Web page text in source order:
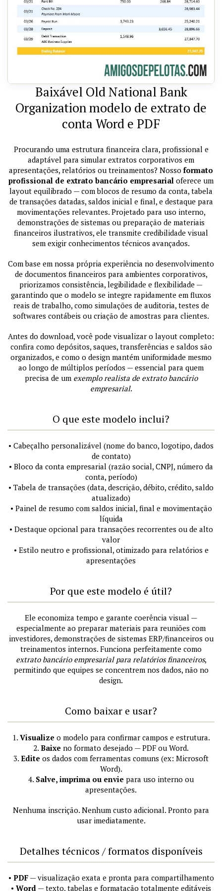
Baixável Old National Bank
Organization modelo de extrato de
conta Word e PDF
Procurando uma estrutura financeira clara, profissional e
adaptável para simular extratos corporativos em
apresentações, relatórios ou treinamentos? Nosso formato
profissional de extrato bancário empresarial oferece um
layout equilibrado — com blocos de resumo da conta, tabela
de transações datadas, saldos inicial e final, e destaque para
movimentações relevantes. Projetado para uso interno,
demonstrações de sistemas ou preparação de materiais
financeiros ilustrativos, ele transmite credibilidade visual
sem exigir conhecimentos técnicos avançados.
Com base em nossa própria experiência no desenvolvimento
de documentos financeiros para ambientes corporativos,
priorizamos consistência, legibilidade e flexibilidade —
garantindo que o modelo se integre rapidamente em fluxos
reais de trabalho, como simulações de auditoria, testes de
softwares contábeis ou criação de amostras para clientes.
Antes do download, você pode visualizar o layout completo:
confira como depósitos, saques, transferências e saldos são
organizados, e como o design mantém uniformidade mesmo
ao longo de múltiplos períodos — essencial para quem
precisa de um exemplo realista de extrato bancário
empresarial.
O que este modelo inclui?
• Cabeçalho personalizável (nome do banco, logotipo, dados
de contato)
• Bloco da conta empresarial (razão social, CNPJ, número da
conta, período)
• Tabela de transações (data, descrição, débito, crédito, saldo
atualizado)
• Painel de resumo com saldos inicial, final e movimentação
líquida
• Destaque opcional para transações recorrentes ou de alto
valor
• Estilo neutro e profissional, otimizado para relatórios e
apresentações
Por que este modelo é útil?
Ele economiza tempo e garante coerência visual —
especialmente ao preparar materiais para reuniões com
investidores, demonstrações de sistemas ERP/financeiros ou
treinamentos internos. Funciona perfeitamente como
extrato bancário empresarial para relatórios financeiros,
permitindo que equipes se concentrem nos dados, não no
design.
Como baixar e usar?
1. Visualize o modelo para confirmar campos e estrutura.
2. Baixe no formato desejado — PDF ou Word.
3. Edite os dados com ferramentas comuns (ex: Microsoft
Word).
4. Salve, imprima ou envie para uso interno ou
apresentações.
Nenhuma inscrição. Nenhum custo adicional. Pronto para
usar imediatamente.
Detalhes técnicos / formatos disponíveis
• PDF— visualização exata e pronta para compartilhamento
• Word — texto, tabelas e formatação totalmente editáveis